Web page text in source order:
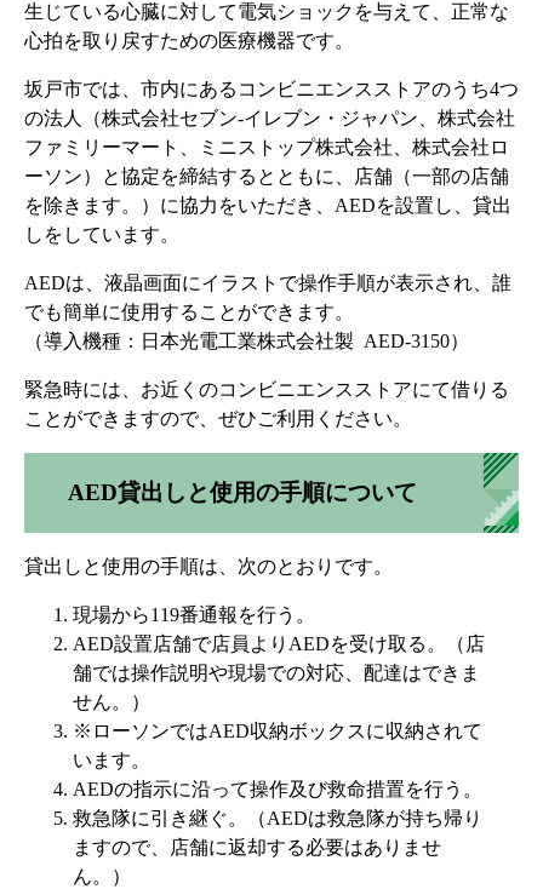
生じている心臓に対して電気ショックを与えて、正常な
心拍を取り戻すための医療機器です。
坂戸市では、市内にあるコンビニエンスストアのうち4つ
の法人（株式会社セブン‐イレブン・ジャパン、株式会社
ファミリーマート、ミニストップ株式会社、株式会社ロ
ーソン）と協定を締結するとともに、店舗（一部の店舗
を除きます。）に協力をいただき、AEDを設置し、貸出
しをしています。
AEDは、液晶画面にイラストで操作手順が表示され、誰
でも簡単に使用することができます。
（導入機種：日本光電工業株式会社製 AED-3150）
緊急時には、お近くのコンビニエンスストアにて借りる
ことができますので、ぜひご利用ください。
AED貸出しと使用の手順について
貸出しと使用の手順は、次のとおりです。
現場から119番通報を行う。
AED設置店舗で店員よりAEDを受け取る。（店
舗では操作説明や現場での対応、配達はできま
せん。）
※ローソンではAED収納ボックスに収納されて
います。
AEDの指示に沿って操作及び救命措置を行う。
救急隊に引き継ぐ。（AEDは救急隊が持ち帰り
ますので、店舗に返却する必要はありませ
ん。）